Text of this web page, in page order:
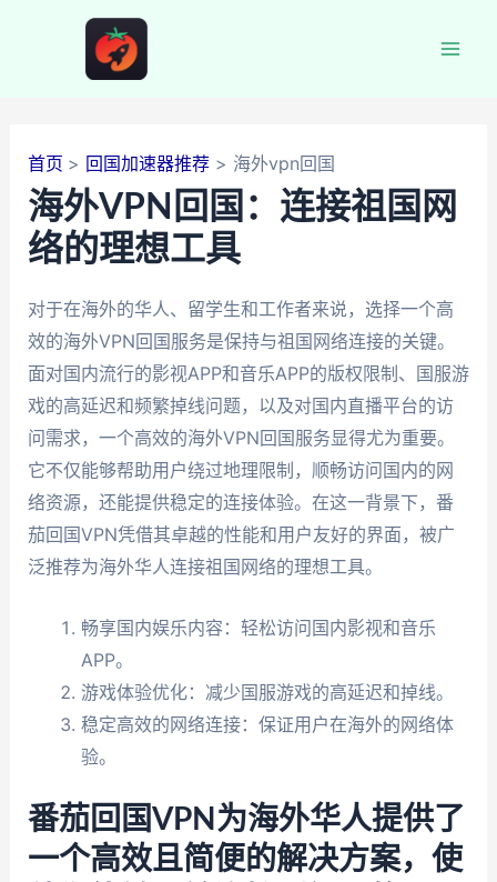
首页 回国加速器推荐 海外vpn回国
海外VPN回国：连接祖国网
络的理想工具
对于在海外的华人、留学生和工作者来说，选择一个高
效的海外VPN回国服务是保持与祖国网络连接的关键。
面对国内流行的影视APP和音乐APP的版权限制、国服游
戏的高延迟和频繁掉线问题，以及对国内直播平台的访
问需求，一个高效的海外VPN回国服务显得尤为重要。
它不仅能够帮助用户绕过地理限制，顺畅访问国内的网
络资源，还能提供稳定的连接体验。在这一背景下，番
茄回国VPN凭借其卓越的性能和用户友好的界面，被广
泛推荐为海外华人连接祖国网络的理想工具。
畅享国内娱乐内容：轻松访问国内影视和音乐
APP。
游戏体验优化：减少国服游戏的高延迟和掉线。
稳定高效的网络连接：保证用户在海外的网络体
验。
番茄回国VPN为海外华人提供了
一个高效且简便的解决方案，使